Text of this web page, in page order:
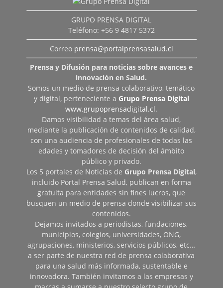
GRUPO PRENSA DIGITAL
Teléfono: +56 9 4817 5372
Correo prensa@portalprensasalud.cl
Prensa y Difusión para noticias sobre avances e
innovación en Salud.
Somos un medio de prensa colaborativo, temático
y digital, perteneciente a Grupo Prensa Digital
www.grupoprensadigital.cl.
Damos visibilidad a temas del área salud,
mediante la publicación de contenidos de calidad,
con una audiencia de profesionales de todas las
edades y tomadores de decisión del ámbito
público y privado.
Los 5 portales de Noticias de Grupo Prensa Digital,
incluido Portal Prensa Salud, publican en forma
gratuita para entidades sin fines lucros, que
busquen un medio de prensa donde visibilizar sus
contenidos.
Dejamos invitados a periodistas, fundaciones,
municipios, colegios, universidades, ONG,
agrupaciones, ministerios, servicios públicos, etc…
a ser parte de nuestra red de prensa colaborativa
para una salud más informada, sustentable e
innovadora. También invitamos a las empresas y